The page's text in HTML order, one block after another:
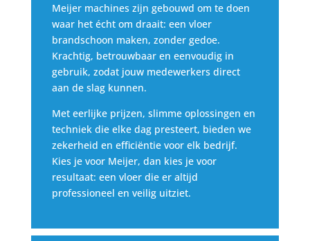
Meijer machines zijn gebouwd om te doen
waar het écht om draait: een vloer
brandschoon maken, zonder gedoe.
Krachtig, betrouwbaar en eenvoudig in
gebruik, zodat jouw medewerkers direct
aan de slag kunnen.
Met eerlijke prijzen, slimme oplossingen en
techniek die elke dag presteert, bieden we
zekerheid en efficiëntie voor elk bedrijf.
Kies je voor Meijer, dan kies je voor
resultaat: een vloer die er altijd
professioneel en veilig uitziet.